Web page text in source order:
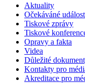
Aktuality
Očekáváné
Tiskové zprávy
Tiskové
Opravy a fakta
Videa
Důležité
Kontakty pro
Akreditace pro